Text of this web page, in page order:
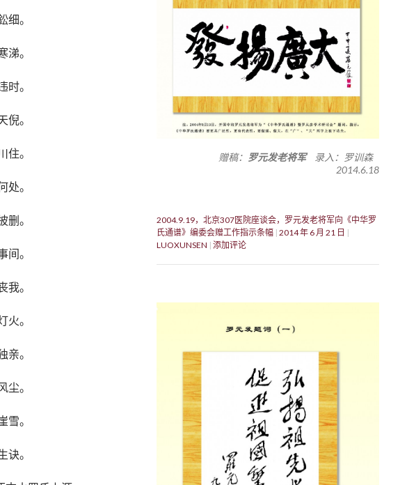
细。
涕。
时。
倪。
住。
处。
删。
间。
我。
火。
亲。
尘。
雪。
诀。
赠稿： 罗元发老将军录入：罗训森
2014.6.18
2004.9.19，北京307医院座谈会，罗元发老将军向《中华罗
氏通谱》编委会赠工作指示条幅 2014 年 6 月 21 日
LUOXUNSEN 添加评论